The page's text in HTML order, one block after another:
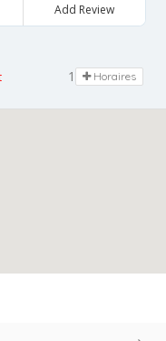
Add Review
10:00 - 19:00
Horaires